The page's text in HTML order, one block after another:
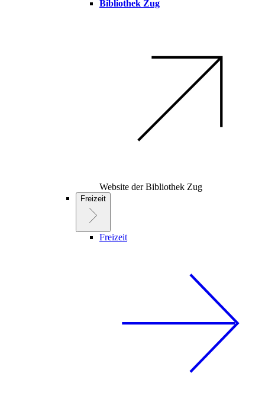
Bibliothek Zug
Website der Bibliothek Zug
Freizeit
Freizeit